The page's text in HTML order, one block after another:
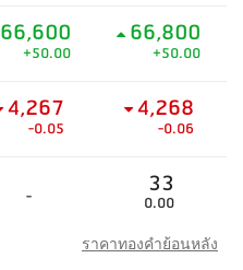
66,600
+50.00
66,800
+50.00
4,267
-0.05
4,268
-0.06
- 33
0.00
ราคาทองคำย้อนหลัง